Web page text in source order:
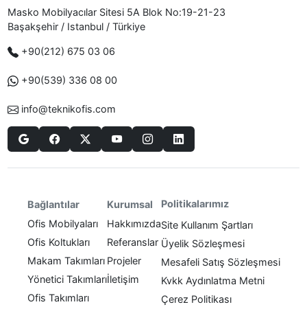
Masko Mobilyacılar Sitesi 5A Blok No:19-21-23
Başakşehir / Istanbul / Türkiye
+90(212) 675 03 06
+90(539) 336 08 00
info@teknikofis.com
Bağlantılar
Ofis Mobilyaları
Ofis Koltukları
Makam Takımları
Yönetici Takımları
Ofis Takımları
Kurumsal
Hakkımızda
Referanslar
Projeler
İletişim
Politikalarımız
Site Kullanım Şartları
Üyelik Sözleşmesi
Mesafeli Satış Sözleşmesi
Kvkk Aydınlatma Metni
Çerez Politikası